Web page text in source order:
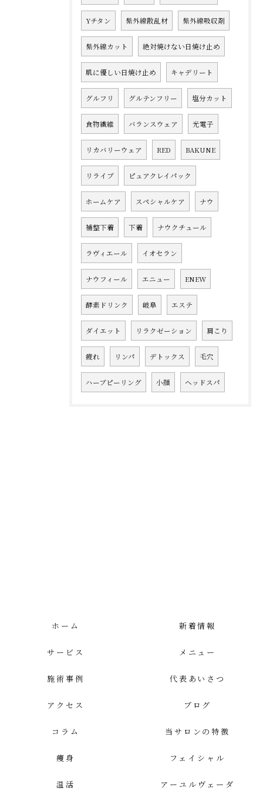
Yチタン 紫外線散乱材 紫外線吸収剤
紫外線カット 絶対焼けない日焼け止め
肌に優しい日焼け止め キャデリート
グルフリ グルテンフリー 塩分カット
食物繊維 バランスウェア 光電子
リカバリーウェア RED BAKUNE
リライブ ピュアクレイパック
ホームケア スペシャルケア ナウ
補整下着 下着 ナウクチュール
ラヴィエール イオセラン
ナウフィール エニュー ENEW
酵素ドリンク 岐阜 エステ
ダイエット リラクゼーション 肩こり
疲れ リンパ デトックス 毛穴
ハーブピーリング 小顔 ヘッドスパ
ホーム 新着情報
サービス メニュー
施術事例 代表あいさつ
アクセス ブログ
コラム 当サロンの特徴
痩身 フェイシャル
温活 アーユルヴェーダ